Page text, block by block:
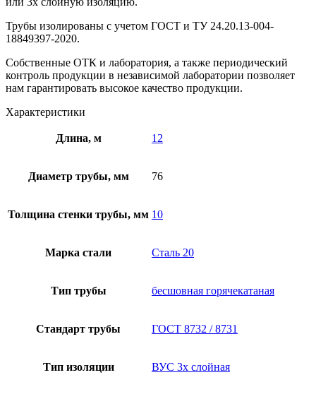
Трубы изолированы с учетом ГOCT и TУ 24.20.13-004-
18849397-2020.
Собственные ОТК и лаборатория, а также периодический
контроль продукции в независимой лаборатории позволяет
нам гарантировать высокое качество продукции.
Характеристики
Длина, м 12
Диаметр трубы, мм 76
Толщина стенки трубы, мм 10
Марка стали Сталь 20
Тип трубы бесшовная горячекатаная
Стандарт трубы ГОСТ 8732 / 8731
Тип изоляции ВУС 3х слойная